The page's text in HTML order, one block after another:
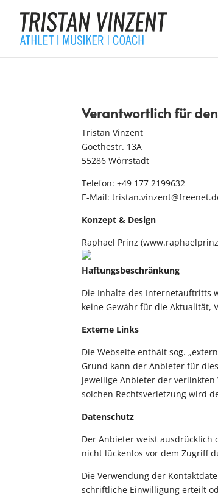
Verantwortlich für
Tristan Vinzent
Goethestr. 13A
55286 Wörrstadt
Telefon:+49 177 2199632
E-Mail:
Konzept & Design
Raphael Prinz
Haftungsbeschränkung
Die Inhalte des Internetauftritts
keine Gewähr für die Aktualität,
Externe Links
Die Webseite enthält sog.
Grund kann der Anbieter für
jeweilige Anbieter der
solchen Rechtsverletzung wird
Datenschutz
Der Anbieter weist ausdrücklich
nicht lückenlos vor dem Zugriff
Die Verwendung der
schriftliche Einwilligung erteilt